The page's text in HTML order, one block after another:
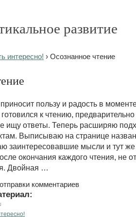
развитие
интересно! › Осознанное чтение
пользу и радость в
к чтению,
ищу ответы. Теперь расширяю
Выписываю на странице
заинтересовавшие мысли и тут
окончания каждого чтения, не
Двойная …
комментариев